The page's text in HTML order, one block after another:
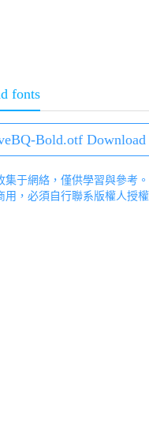
fonts
Bold.otf Download
于網絡，僅供學習與參考
，必須自行聯系版權人授